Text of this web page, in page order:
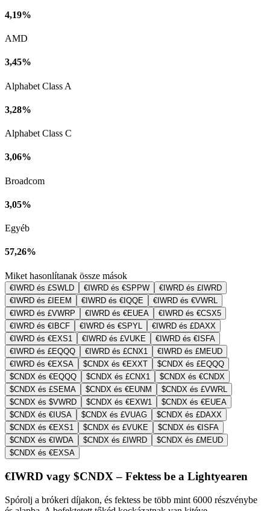
4,19%
AMD
3,45%
Alphabet Class A
3,28%
Alphabet Class C
3,06%
Broadcom
3,05%
Egyéb
57,26%
Miket hasonlítanak össze mások
€IWRD és £SWLD €IWRD és €SPPW
€IWRD és £IWRD
€IWRD és £IEEM
€IWRD és €IQQE
€IWRD és €VWRL
€IWRD és £VWRP
€IWRD és €EUEA
€IWRD és €CSX5
€IWRD és €IBCF
€IWRD és €SPYL
€IWRD és £DAXX
€IWRD és €EXS1
€IWRD és £VUKE
€IWRD és €ISFA
€IWRD és £EQQQ
€IWRD és £CNX1
€IWRD és £MEUD
€IWRD és €EXSA
$CNDX és €EXXT
$CNDX és £EQQQ
$CNDX és €EQQQ
$CNDX és £CNX1
$CNDX és €CNDX
$CNDX és £SEMA
$CNDX és €EUNM
$CNDX és £VWRL
$CNDX és $VWRD
$CNDX és €EXW1
$CNDX és €EUEA
$CNDX és €IUSA
$CNDX és £VUAG
$CNDX és £DAXX
$CNDX és €EXS1
$CNDX és £VUKE
$CNDX és €ISFA
$CNDX és €IWDA
$CNDX és £IWRD
$CNDX és £MEUD
$CNDX és €EXSA
€IWRD vagy $CNDX – Fektess be a Lightyearen
Spórolj a brókeri díjakon, és fektess be több mint 6000 részvénybe